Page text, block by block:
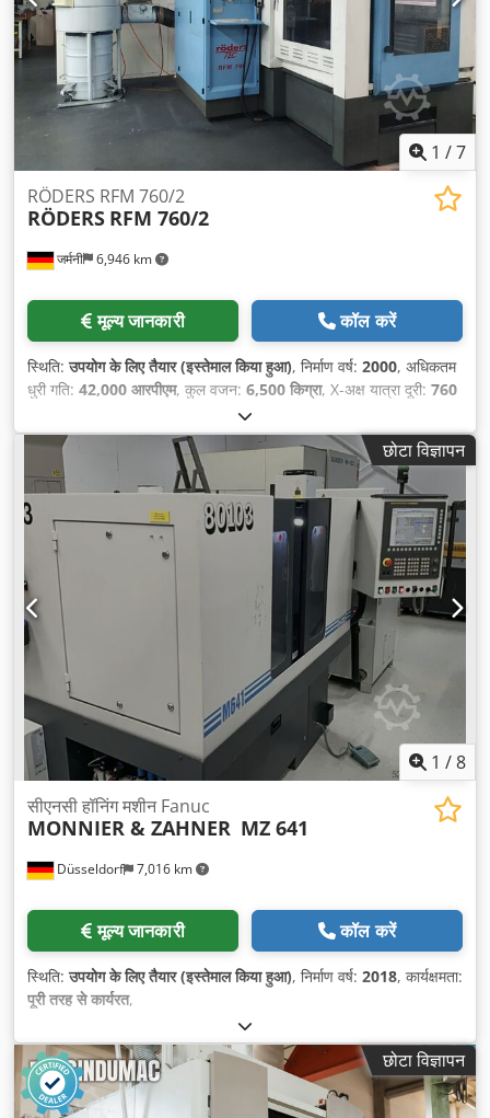
1 /7
जर्मनी 6,946 km
RÖDERS RFM 760/2
RÖDERS RFM 760/2
मूल्य जानकारी कॉल करें
स्थिति:उपयोग के लिए तैयार (इस्तेमाल किया हुआ), निर्माण वर्ष: 2000, अधिकतम
धुरी गति: 42,000 आरपीएम, कुल वजन: 6,500 किग्रा, X-अक्ष यात्रा दूरी: 760
, Z-अक्ष की यात्रा दूरी:
संख्या:3,
छोटा विज्ञापन
1 /8
Düsseldorf 7,016 km
सीएनसी हॉनिंग मशीन Fanuc
MONNIER & ZAHNER MZ 641
मूल्य जानकारी कॉल करें
स्थिति:उपयोग के लिए तैयार (इस्तेमाल किया हुआ), निर्माण वर्ष: 2018, कार्यक्षमता:
पूरी तरह से कार्यरत,
छोटा विज्ञापन